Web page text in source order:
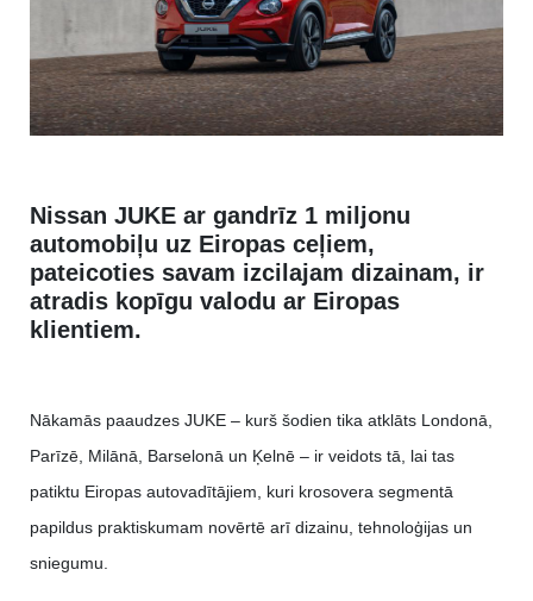
Nissan JUKE ar gandrīz 1 miljonu
automobiļu uz Eiropas ceļiem,
pateicoties savam izcilajam dizainam, ir
atradis kopīgu valodu ar Eiropas
klientiem.
Nākamās paaudzes JUKE – kurš šodien tika atklāts Londonā,
Parīzē, Milānā, Barselonā un Ķelnē – ir veidots tā, lai tas
patiktu Eiropas autovadītājiem, kuri krosovera segmentā
papildus praktiskumam novērtē arī dizainu, tehnoloģijas un
sniegumu.